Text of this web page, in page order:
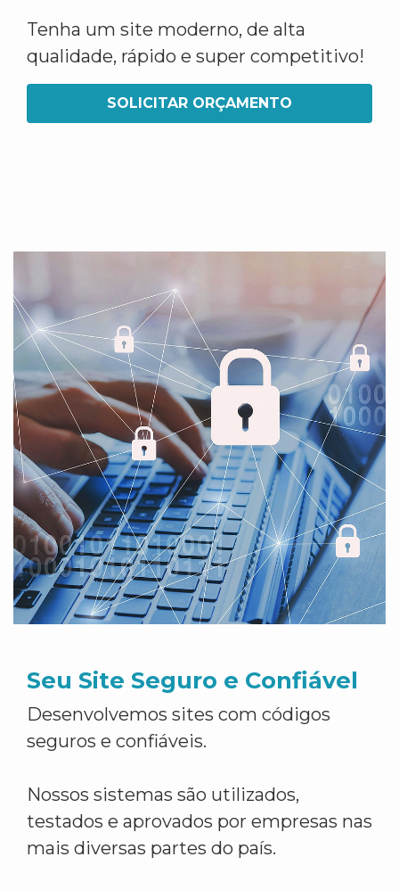
Tenha um site moderno, de alta
qualidade, rápido e super competitivo!
SOLICITAR ORÇAMENTO
Seu Site Seguro e Confiável
Desenvolvemos sites com códigos
seguros e confiáveis.
Nossos sistemas são utilizados,
testados e aprovados por empresas nas
mais diversas partes do país.